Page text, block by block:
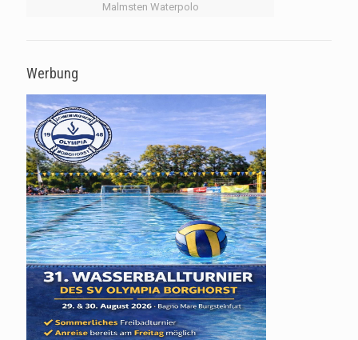
Malmsten Waterpolo
Werbung